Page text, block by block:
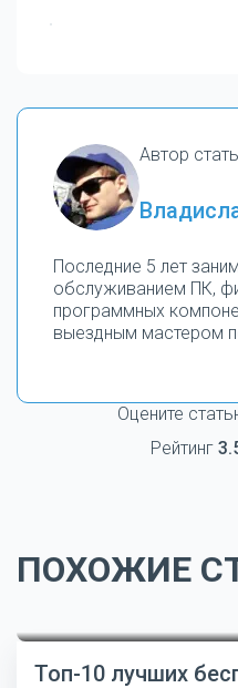
Автор
Последние 5 лет
обслуживанием ПК,
программных
выездным мастером
Оцените
Рейтинг
ПОХОЖИЕ
Топ-10 лучших